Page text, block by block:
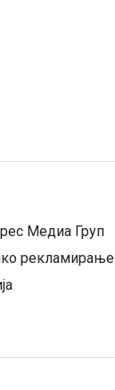
Медиа Груп
рекламирање